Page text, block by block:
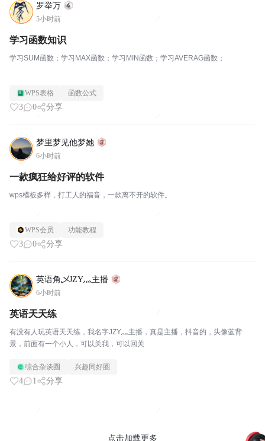
罗举万
5小时前
学习函数知识
学习SUM函数；学习MAX函数；学习MIN函数；学习AVERAG函数；
WPS表格 函数公式
3 0 分享
梦里梦见他梦她
6小时前
一款疯狂给好评的软件
wps模板多样，打工人的福音，一款离不开的软件。
WPS会员 功能教程
3 0 分享
英语角乄JZY灬主播
6小时前
英语天天练
有没有人玩英语天天练，我名字JZY灬主播，真是主播，抖音的，头像蓝背
景，前面有一个小人，可以关我，可以回关
综合杂谈圈 兴趣同好圈
4 1 分享
点击加载更多